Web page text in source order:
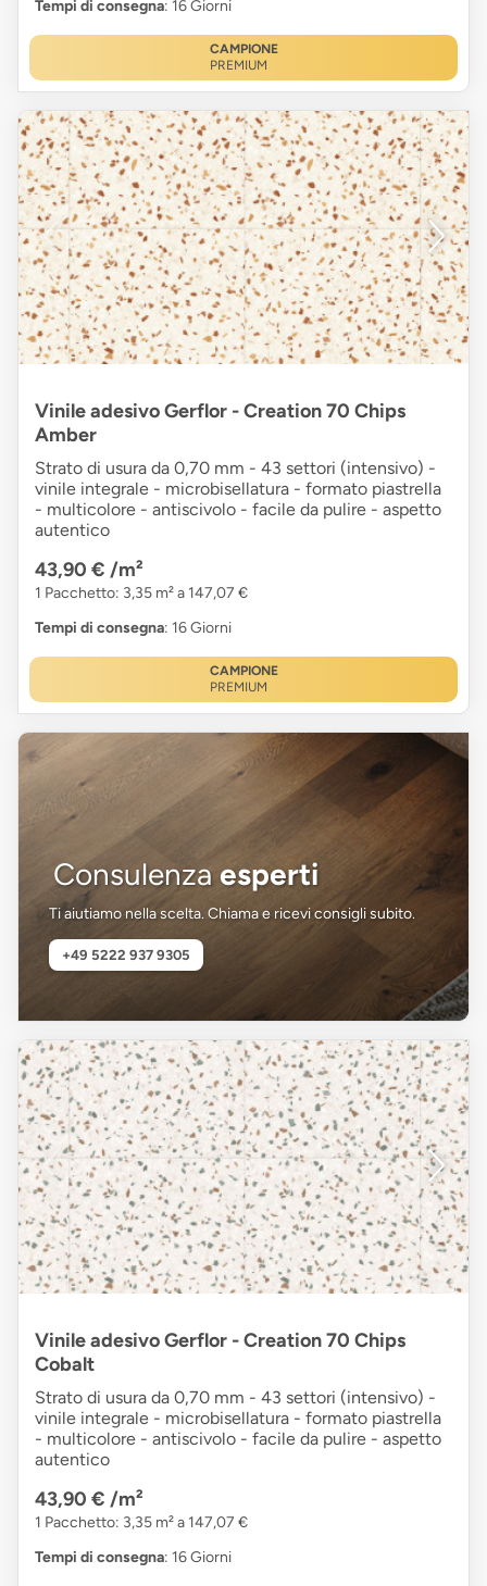
Tempi di consegna: 16 Giorni
CAMPIONE
PREMIUM
Vinile adesivo Gerflor - Creation 70 Chips
Amber
Strato di usura da 0,70 mm - 43 settori (intensivo) -
vinile integrale - microbisellatura - formato piastrella
- multicolore - antiscivolo - facile da pulire - aspetto
autentico
43,90 € /m²
1 Pacchetto: 3,35 m² a 147,07 €
Tempi di consegna: 16 Giorni
CAMPIONE
PREMIUM
Consulenza esperti
Ti aiutiamo nella scelta. Chiama e ricevi consigli subito.
+49 5222 937 9305
Vinile adesivo Gerflor - Creation 70 Chips
Cobalt
Strato di usura da 0,70 mm - 43 settori (intensivo) -
vinile integrale - microbisellatura - formato piastrella
- multicolore - antiscivolo - facile da pulire - aspetto
autentico
43,90 € /m²
1 Pacchetto: 3,35 m² a 147,07 €
Tempi di consegna: 16 Giorni